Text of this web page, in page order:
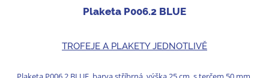
Plaketa P006.2 BLUE
TROFEJE A PLAKETY JEDNOTLIVĚ